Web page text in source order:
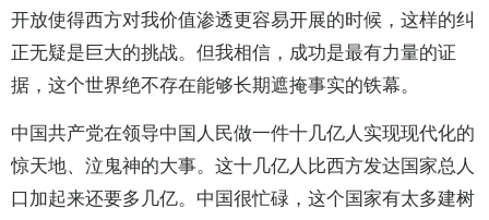
开放使得西方对我价值渗透更容易开展的时候，这样的纠
正无疑是巨大的挑战。但我相信，成功是最有力量的证
据，这个世界绝不存在能够长期遮掩事实的铁幕。
中国共产党在领导中国人民做一件十几亿人实现现代化的
惊天地、泣鬼神的大事。这十几亿人比西方发达国家总人
口加起来还要多几亿。中国很忙碌，这个国家有太多建树